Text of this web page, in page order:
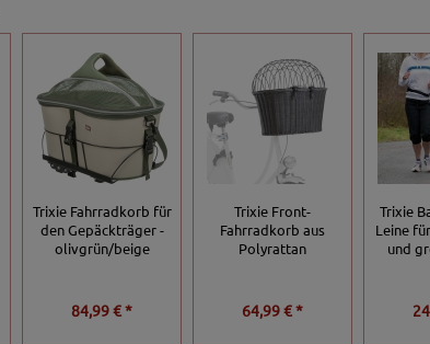
Trixie Fahrradkorb für
den Gepäckträger -
olivgrün/beige
84,99 € *
Trixie Front-
Fahrradkorb aus
Polyrattan
64,99 € *
Trixie
Leine
und